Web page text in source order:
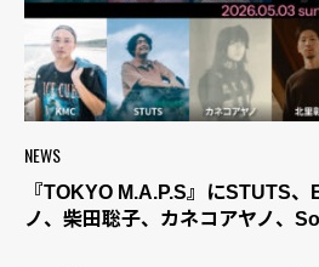
NEWS
『TOKYO M.A.P.S』にSTUTS
ノ、柴田聡子、カネコアヤノ、